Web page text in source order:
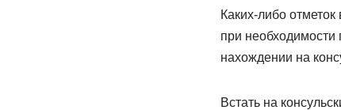
Каких-либо
при необходимости
нахождении на
Встать на